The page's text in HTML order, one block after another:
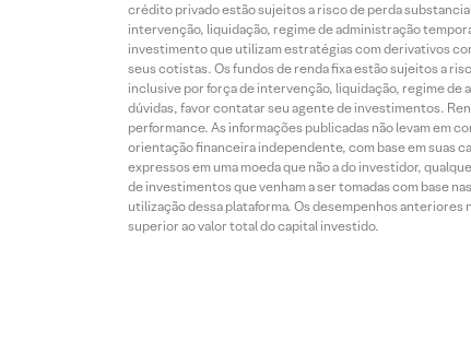
crédito privado estão sujeitos a risco de perda
intervenção, liquidação, regime de administração
investimento que utilizam estratégias com derivativos
seus cotistas. Os fundos de renda fixa estão sujeitos a
inclusive por força de intervenção, liquidação, regime de
dúvidas, favor contatar seu agente de investimentos.
performance. As informações publicadas não levam em
orientação financeira independente, com base em suas
expressos em uma moeda que não a do investidor,
de investimentos que venham a ser tomadas com base
utilização dessa plataforma. Os desempenhos
superior ao valor total do capital investido.